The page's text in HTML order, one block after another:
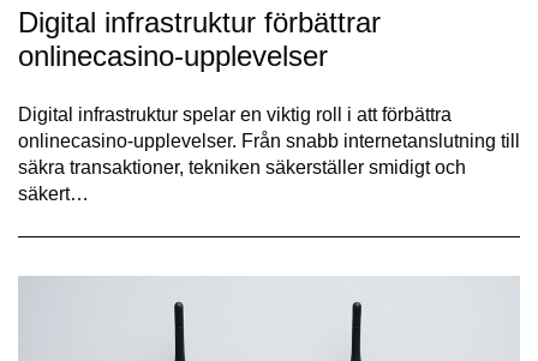
Digital infrastruktur förbättrar
onlinecasino-upplevelser
Digital infrastruktur spelar en viktig roll i att förbättra
onlinecasino-upplevelser. Från snabb internetanslutning till
säkra transaktioner, tekniken säkerställer smidigt och
säkert…